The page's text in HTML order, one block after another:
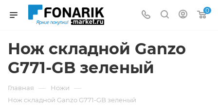
0
Нож складной Ganzo
G771-GB зеленый
Главная — Ножи —
Нож складной Ganzo G771-GB зеленый